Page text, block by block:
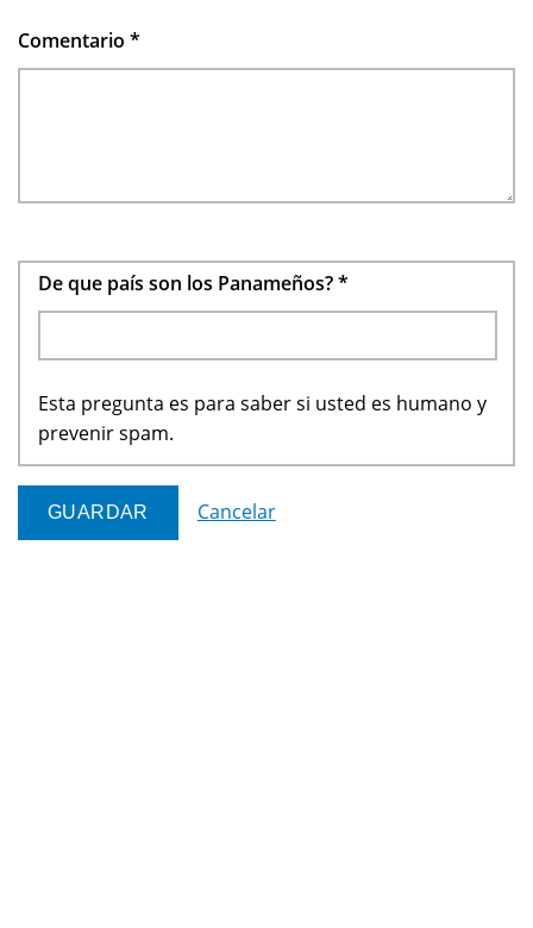
Comentario *
De que país son los Panameños?*
Esta pregunta es para saber si usted es humano y
prevenir spam.
Cancelar